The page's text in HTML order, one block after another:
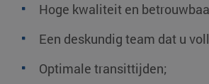
Hoge kwaliteit en
Een deskundig team dat u
Optimale transittijden;